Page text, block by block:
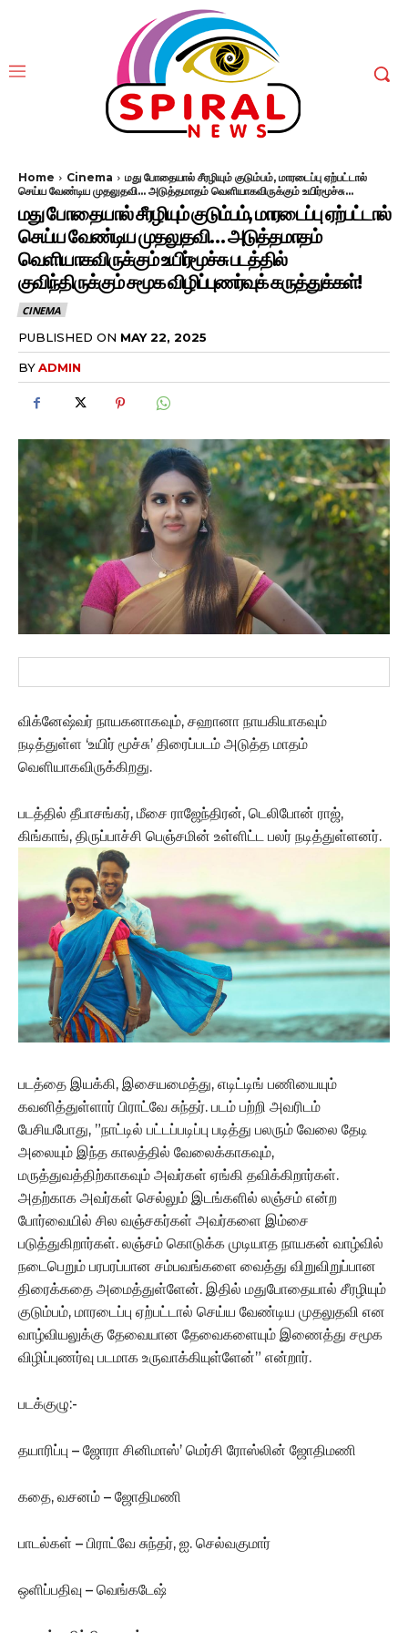
Home Cinema
மது போதையால் சீரழியும் குடும்பம், மாரடைப்பு ஏற்பட்டால்
செய்ய வேண்டிய முதலுதவி... அடுத்தமாதம் வெளியாகவிருக்கும் உயிர்மூச்சு...
மது போதையால் சீரழியும் குடும்பம், மாரடைப்பு ஏற்பட்டால்
செய்ய வேண்டிய முதலுதவி… அடுத்தமாதம்
வெளியாகவிருக்கும் உயிர்மூச்சு படத்தில்
குவிந்திருக்கும் சமூக விழிப்புணர்வுக் கருத்துக்கள்!
CINEMA
PUBLISHED ON MAY 22, 2025
BYADMIN
விக்னேஷ்வர் நாயகனாகவும், சஹானா நாயகியாகவும்
நடித்துள்ள ‘உயிர் மூச்சு’ திரைப்படம் அடுத்த மாதம்
வெளியாகவிருக்கிறது.
படத்தில் தீபாசங்கர், மீசை ராஜேந்திரன், டெலிபோன் ராஜ்,
கிங்காங், திருப்பாச்சி பெஞ்சமின் உள்ளிட்ட பலர் நடித்துள்ளனர்.
படத்தை இயக்கி, இசையமைத்து, எடிட்டிங் பணியையும்
கவனித்துள்ளார் பிராட்வே சுந்தர். படம் பற்றி அவரிடம்
பேசியபோது, ”நாட்டில் பட்டப்படிப்பு படித்து பலரும் வேலை தேடி
அலையும் இந்த காலத்தில் வேலைக்காகவும்,
மருத்துவத்திற்காகவும் அவர்கள் ஏங்கி தவிக்கிறார்கள்.
அதற்காக அவர்கள் செல்லும் இடங்களில் லஞ்சம் என்ற
போர்வையில் சில வஞ்சகர்கள் அவர்களை இம்சை
படுத்துகிறார்கள். லஞ்சம் கொடுக்க முடியாத நாயகன் வாழ்வில்
நடைபெறும் பரபரப்பான சம்பவங்களை வைத்து விறுவிறுப்பான
திரைக்கதை அமைத்துள்ளேன். இதில் மதுபோதையால் சீரழியும்
குடும்பம், மாரடைப்பு ஏற்பட்டால் செய்ய வேண்டிய முதலுதவி என
வாழ்வியலுக்கு தேவையான தேவைகளையும் இணைத்து சமூக
விழிப்புணர்வு படமாக உருவாக்கியுள்ளேன்” என்றார்.
படக்குழு:-
தயாரிப்பு – ஜோரா சினிமாஸ்’ மெர்சி ரோஸ்லின் ஜோதிமணி
கதை, வசனம் – ஜோதிமணி
பாடல்கள் – பிராட்வே சுந்தர், ஐ. செல்வகுமார்
ஒளிப்பதிவு – வெங்கடேஷ்